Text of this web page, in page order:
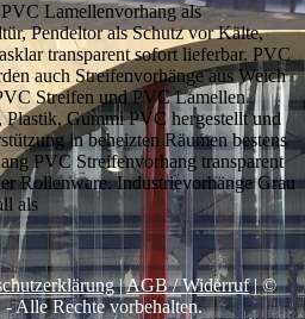
Lamellenvorhang als
Pendeltor als Schutz vor Kälte,
transparent sofort lieferbar. PVC
auch Streifenvorhänge aus Weich
Streifen und PVC Lamellen
Plastik, Gummi PVC hergestellt und
in beheizten Räumen bestens
PVC Streifenvorhang transparent
Rollenware. Industrievorhänge Grau
als
|AGB / Widerruf| ©
Alle Rechte vorbehalten.